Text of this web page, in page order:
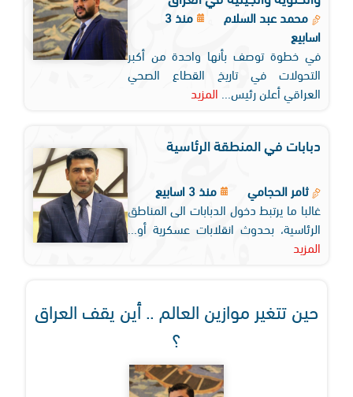
محمد عبد السلام
منذ 3
اسابيع
في خطوة توصف بأنها واحدة من أكبر
التحولات في تاريخ القطاع الصحي
العراقي أعلن رئيس...
المزيد
دبابات في المنطقة الرئاسية
ثامر الحجامي
منذ 3 اسابيع
غالبا ما يرتبط دخول الدبابات الى المناطق
الرئاسية، بحدوث انقلابات عسكرية أو...
المزيد
حين تتغير موازين العالم .. أين يقف العراق
؟